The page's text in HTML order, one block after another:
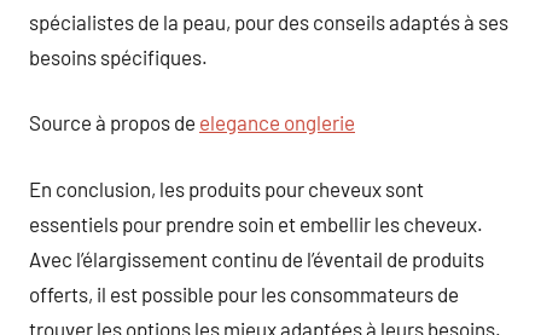
spécialistes de la peau, pour des conseils adaptés à ses
besoins spécifiques.
Source à propos de elegance onglerie
En conclusion, les produits pour cheveux sont
essentiels pour prendre soin et embellir les cheveux.
Avec l’élargissement continu de l’éventail de produits
offerts, il est possible pour les consommateurs de
trouver les options les mieux adaptées à leurs besoins.